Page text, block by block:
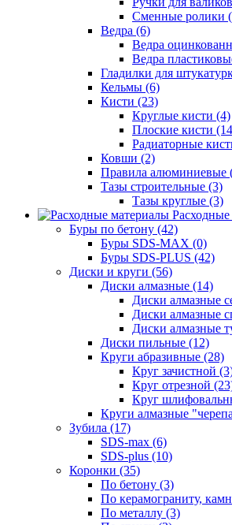
Сменные ролики
Ведра (6)
Ведра
Ведра
Гладилки для
Кельмы (6)
Кисти (23)
Круглые кисти (4)
Плоские кисти
Радиаторные
Ковши (2)
Правила алюминиевые
Тазы строительные (3)
Тазы круглые (3)
Буры по бетону (42)
Буры SDS-MAX (0)
Буры SDS-PLUS (42)
Диски и круги (56)
Диски алмазные (14)
Диски алмазные
Диски алмазные
Диски алмазные
Диски пильные (12)
Круги абразивные (28)
Круг зачистной
Круг отрезной
Круг
Круги алмазные
Зубила (17)
SDS-max (6)
SDS-plus (10)
Коронки (35)
По бетону (3)
По керамограниту,
По металлу (3)